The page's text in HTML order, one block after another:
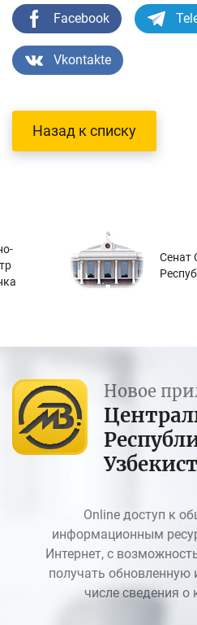
Facebook
Vkontakte
Назад к списку
Сенат
Новое
Online доступ к
информационным
Интернет, с
получать
числе сведения о